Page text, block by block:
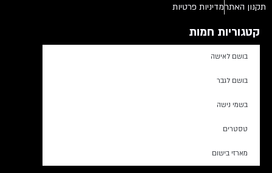
תקנון האתרמדיניות פרטיות
קטגוריות חמות
בושם לאישה
בושם לגבר
בשמי נישה
טסטרים
מארזי בישום